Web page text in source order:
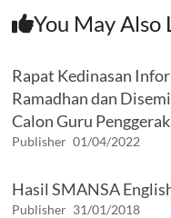
You May Also
Rapat Kedinasan
Ramadhan dan
Calon Guru Penggerak
Publisher 01/04/2022
Hasil SMANSA
Publisher 31/01/2018